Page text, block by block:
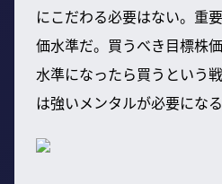
にこだわる必要はない。重
価水準だ。買うべき目標株
水準になったら買うという
は強いメンタルが必要になる